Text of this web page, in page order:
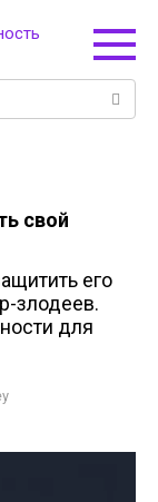
свой
его
злодеев.
для